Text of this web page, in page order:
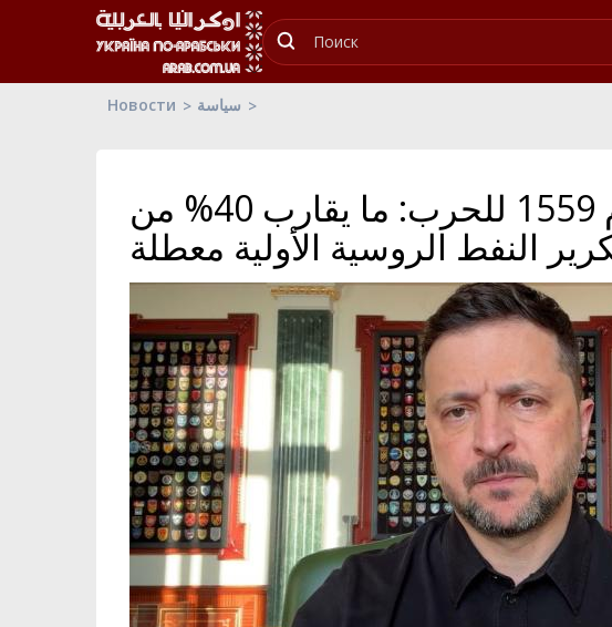
Новости سياسة
زيلينسكي في اليوم 1559 للحرب: ما يقارب 40% من
النفط الروسية الأولية معطلة